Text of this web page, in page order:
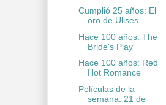
Cumplió 25 años: El
oro de Ulises
Hace 100 años: The
Bride's Play
Hace 100 años: Red
Hot Romance
Películas de la
semana: 21 de